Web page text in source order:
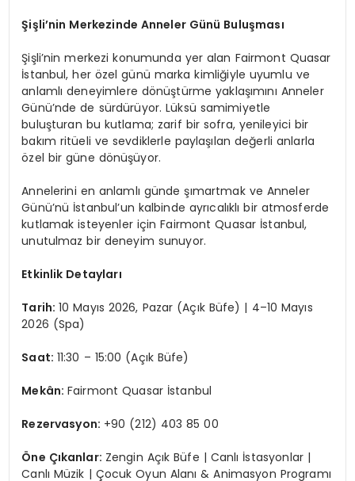
Şişli’nin Merkezinde Anneler Günü Buluşması
Şişli’nin merkezi konumunda yer alan Fairmont Quasar
İstanbul, her özel günü marka kimliğiyle uyumlu ve
anlamlı deneyimlere dönüştürme yaklaşımını Anneler
Günü’nde de sürdürüyor. Lüksü samimiyetle
buluşturan bu kutlama; zarif bir sofra, yenileyici bir
bakım ritüeli ve sevdiklerle paylaşılan değerli anlarla
özel bir güne dönüşüyor.
Annelerini en anlamlı günde şımartmak ve Anneler
Günü’nü İstanbul’un kalbinde ayrıcalıklı bir atmosferde
kutlamak isteyenler için Fairmont Quasar İstanbul,
unutulmaz bir deneyim sunuyor.
Etkinlik Detayları
Tarih:10 Mayıs 2026, Pazar (Açık Büfe) | 4–10 Mayıs
2026 (Spa)
Saat: 11:30 – 15:00 (Açık Büfe)
Mekân:Fairmont Quasar İstanbul
Rezervasyon: +90 (212) 403 85 00
Öne Çıkanlar: Zengin Açık Büfe | Canlı İstasyonlar |
Canlı Müzik | Çocuk Oyun Alanı & Animasyon Programı